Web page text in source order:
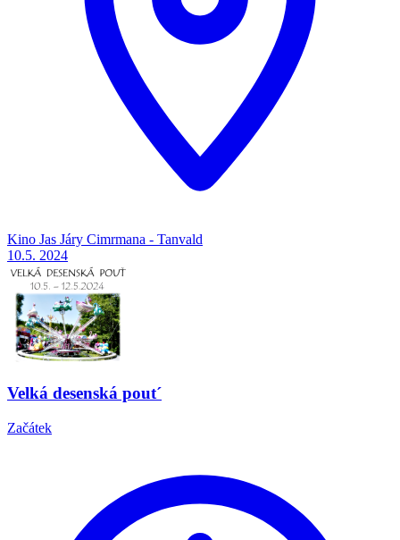
Kino Jas Járy Cimrmana - Tanvald
10.5. 2024
Velká desenská pout´
Začátek